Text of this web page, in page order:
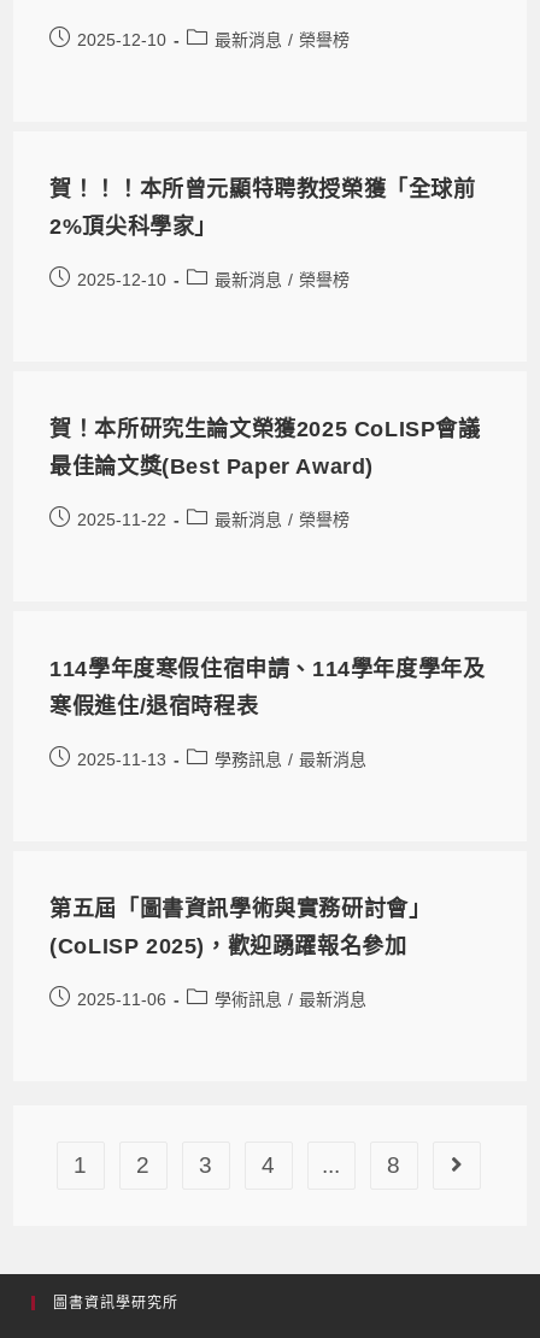
2025-12-10 最新消息 / 榮譽榜
賀！！！本所曾元顯特聘教授榮獲「全球前
2%頂尖科學家」
2025-12-10 最新消息 / 榮譽榜
賀！本所研究生論文榮獲2025 CoLISP會議
最佳論文獎(Best Paper Award)
2025-11-22 最新消息 / 榮譽榜
114學年度寒假住宿申請、114學年度學年及
寒假進住/退宿時程表
2025-11-13 學務訊息 / 最新消息
第五屆「圖書資訊學術與實務研討會」
(CoLISP 2025)，歡迎踴躍報名參加
2025-11-06 學術訊息 / 最新消息
1 2 3 4 ... 8
圖書資訊學研究所